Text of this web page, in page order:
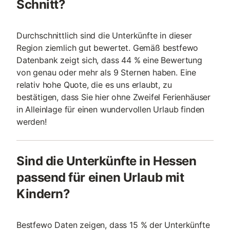
Schnitt?
Durchschnittlich sind die Unterkünfte in dieser
Region ziemlich gut bewertet. Gemäß bestfewo
Datenbank zeigt sich, dass 44 % eine Bewertung
von genau oder mehr als 9 Sternen haben. Eine
relativ hohe Quote, die es uns erlaubt, zu
bestätigen, dass Sie hier ohne Zweifel Ferienhäuser
in Alleinlage für einen wundervollen Urlaub finden
werden!
Sind die Unterkünfte in Hessen
passend für einen Urlaub mit
Kindern?
Bestfewo Daten zeigen, dass 15 % der Unterkünfte